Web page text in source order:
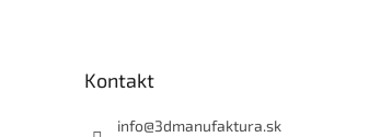
Kontakt
info@3dmanufaktura.sk